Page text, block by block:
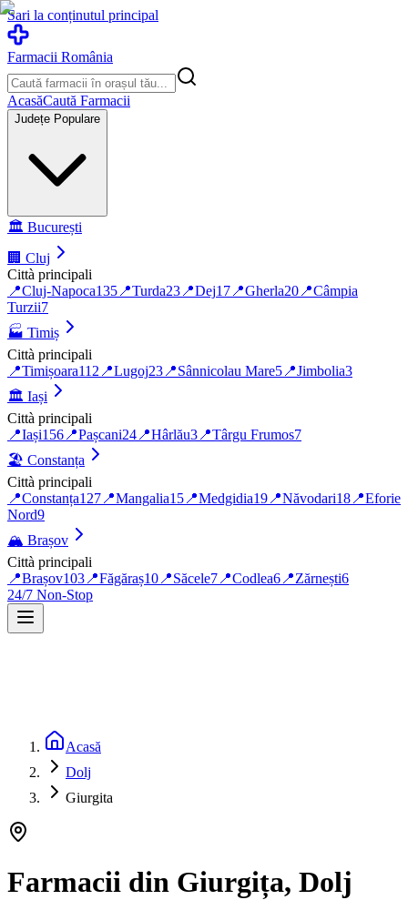
Sari la conținutul principal
Farmacii România
AcasăCaută Farmacii
Județe Populare
🏛️ București
🏢 Cluj
Città principali
📍Cluj-Napoca135 📍Turda23 📍Dej17 📍Gherla20 📍Câmpia
Turzii7
🏭 Timiș
Città principali
📍Timișoara112 📍Lugoj23 📍Sânnicolau Mare5 📍Jimbolia3
🏛️ Iași
Città principali
📍Iași156 📍Pașcani24 📍Hârlău3 📍Târgu Frumos7
🏖️ Constanța
Città principali
📍Constanța127 📍Mangalia15 📍Medgidia19 📍Năvodari18 📍Eforie
Nord9
🏔️ Brașov
Città principali
📍Brașov103 📍Făgăraș10 📍Săcele7 📍Codlea6 📍Zărnești6
24/7 Non-Stop
Acasă
Dolj
Giurgita
Farmacii din Giurgița, Dolj